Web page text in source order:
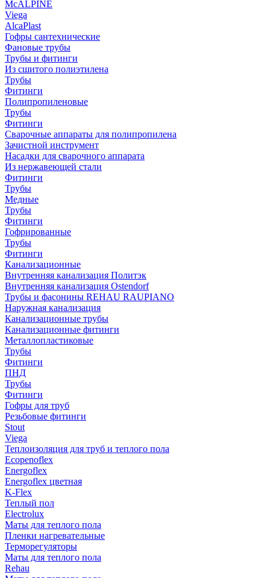
McALPINE
Viega
AlcaPlast
Гофры сантехнические
Фановые трубы
Трубы и фитинги
Из сшитого полиэтилена
Трубы
Фитинги
Полипропиленовые
Трубы
Фитинги
Сварочные аппараты для полипропилена
Зачистной инструмент
Насадки для сварочного аппарата
Из нержавеющей стали
Фитинги
Трубы
Медные
Трубы
Фитинги
Гофрированные
Трубы
Фитинги
Канализационные
Внутренняя канализация Политэк
Внутренняя канализация Ostendorf
Трубы и фасонины REHAU RAUPIANO
Наружная канализация
Канализационные трубы
Канализационные фитинги
Металлопластиковые
Трубы
Фитинги
ПНД
Трубы
Фитинги
Гофры для труб
Резьбовые фитинги
Stout
Viega
Теплоизоляция для труб и теплого пола
Ecopenoflex
Energoflex
Energoflex цветная
K-Flex
Теплый пол
Electrolux
Маты для теплого пола
Пленки нагревательные
Терморегуляторы
Маты для теплого пола
Rehau